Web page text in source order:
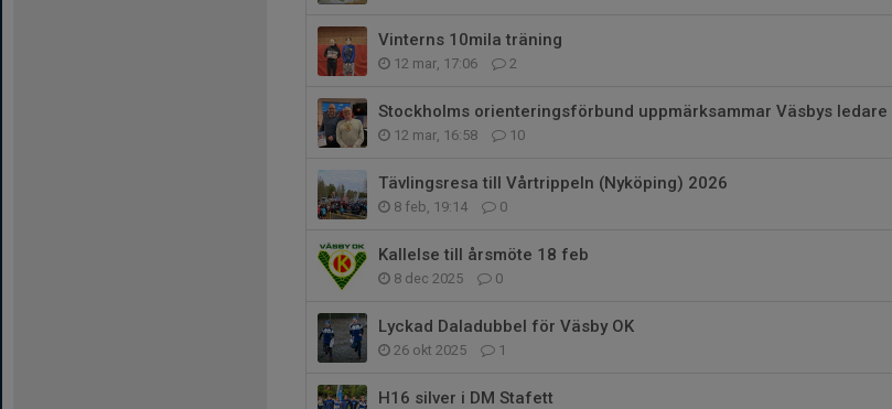
Vinterns 10mila träning
12 mar, 17:06 2
Stockholms orienteringsförbund uppmärksammar Väsbys ledare
12 mar, 16:58 10
Tävlingsresa till Vårtrippeln (Nyköping) 2026
8 feb, 19:14 0
Kallelse till årsmöte 18 feb
8 dec 2025 0
Lyckad Daladubbel för Väsby OK
26 okt 2025 1
H16 silver i DM Stafett